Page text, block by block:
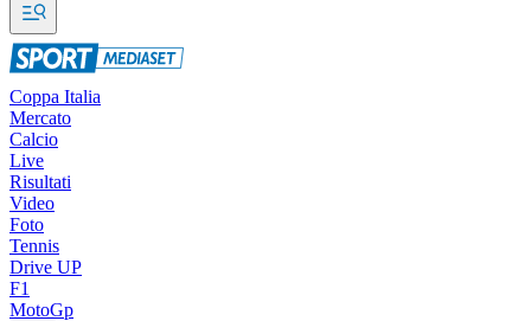
Coppa Italia
Mercato
Calcio
Live
Risultati
Video
Foto
Tennis
Drive UP
F1
MotoGp